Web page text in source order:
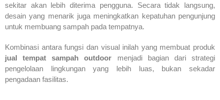
sekitar akan lebih diterima pengguna. Secara tidak langsung,
desain yang menarik juga meningkatkan kepatuhan pengunjung
untuk membuang sampah pada tempatnya.
Kombinasi antara fungsi dan visual inilah yang membuat produk
jual tempat sampah outdoor menjadi bagian dari strategi
pengelolaan lingkungan yang lebih luas, bukan sekadar
pengadaan fasilitas.